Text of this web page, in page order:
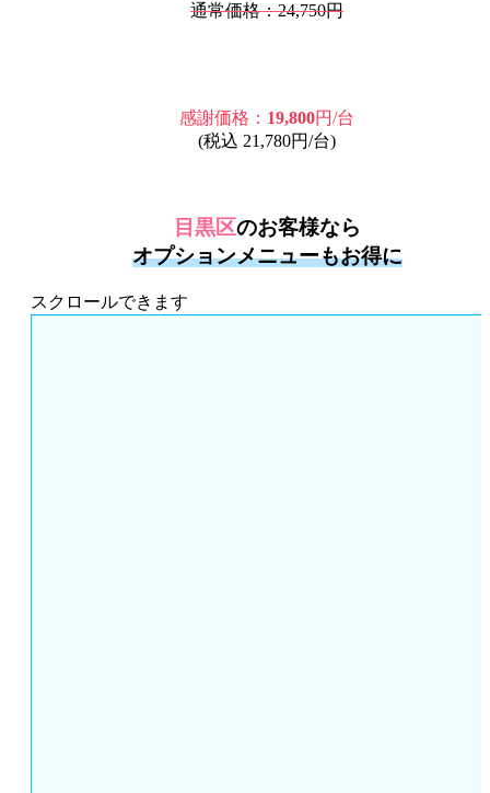
通常価格：24,750円
感謝価格： 19,800円/台
(税込 21,780円/台)
目黒区のお客様なら
オプションメニューもお得に
スクロールできます